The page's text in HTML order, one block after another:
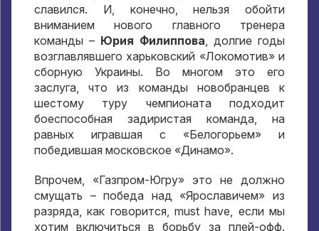
славился. И, конечно, нельзя обойти
вниманием нового главного тренера
команды – Юрия Филиппова , долгие годы
возглавлявшего харьковский «Локомотив» и
сборную Украины. Во многом это его
заслуга, что из команды новобранцев к
шестому туру чемпионата подходит
боеспособная задиристая команда, на
равных игравшая с «Белогорьем» и
победившая московское «Динамо».
Впрочем, «Газпром-Югру» это не должно
смущать – победа над «Ярославичем» из
разряда, как говорится, must have, если мы
хотим включиться в борьбу за плей-офф.